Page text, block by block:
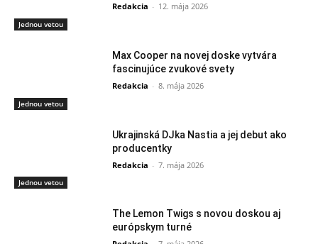
Jednou vetou
Redakcia - 12. mája 2026
Jednou vetou
Max Cooper na novej doske vytvára
fascinujúce zvukové svety
Redakcia - 8. mája 2026
Jednou vetou
Ukrajinská DJka Nastia a jej debut ako
producentky
Redakcia - 7. mája 2026
The Lemon Twigs s novou doskou aj
európskym turné